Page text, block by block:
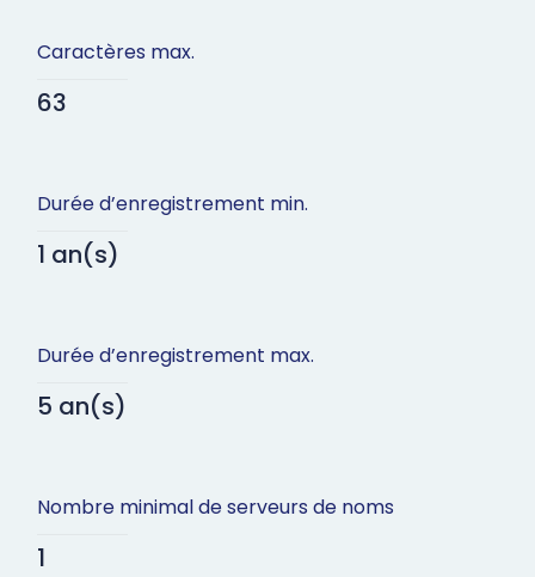
Caractères max.
63
Durée d’enregistrement min.
1 an(s)
Durée d’enregistrement max.
5 an(s)
Nombre minimal de serveurs de noms
1